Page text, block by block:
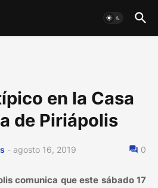
en la Casa
de Piriápolis
- agosto 16, 2019 0
comunica que este sábado 17